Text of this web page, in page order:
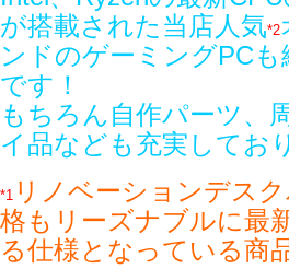
が搭載された当店人気*2
ンドのゲーミングPCも
です！
もちろん自作パーツ、
イ品なども充実してお
*1 リノベーションデス
格もリーズナブルに最
る仕様となっている商